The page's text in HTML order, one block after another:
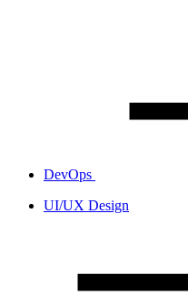
DevOps
UI/UX Design